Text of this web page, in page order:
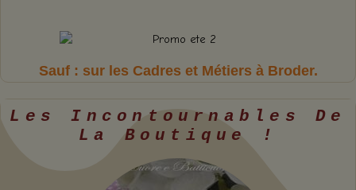
Sauf : sur les Cadres et Métiers à Broder.
Les Incontournables De
La Boutique !